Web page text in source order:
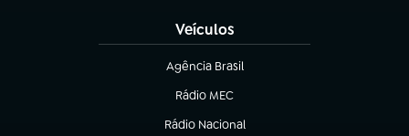
Veículos
Agência Brasil
(abre em nova aba)
Rádio MEC
(abre em nova aba)
Rádio Nacional